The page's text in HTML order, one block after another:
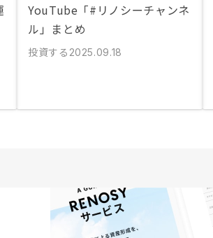
YouTube「#リノシーチャンネ
ル」まとめ
投資する 2025.09.18